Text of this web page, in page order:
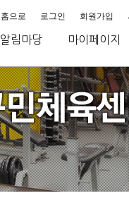
홈으로 로그인 회원가입
알림마당 마이페이지